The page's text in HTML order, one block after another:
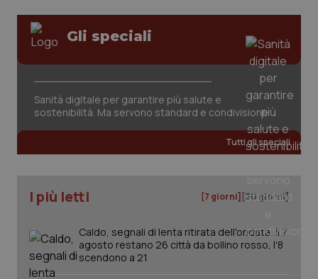
Gli speciali
Sanità digitale per garantire più salute e
sostenibilità. Ma servono standard e condivisione
Tutti gli speciali
I più letti [7 giorni] [30 giorni]
Caldo, segnali di lenta ritirata dell'ondata: il 7
agosto restano 26 città da bollino rosso, l'8
scendono a 21